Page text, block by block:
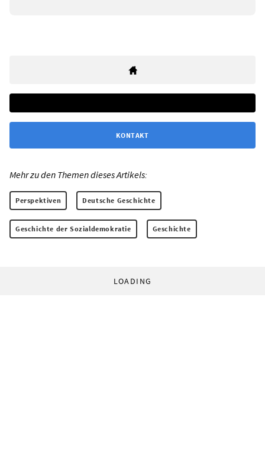
KONTAKT
Mehr zu den Themen dieses Artikels:
Perspektiven Deutsche Geschichte
Geschichte der Sozialdemokratie Geschichte
LOADING